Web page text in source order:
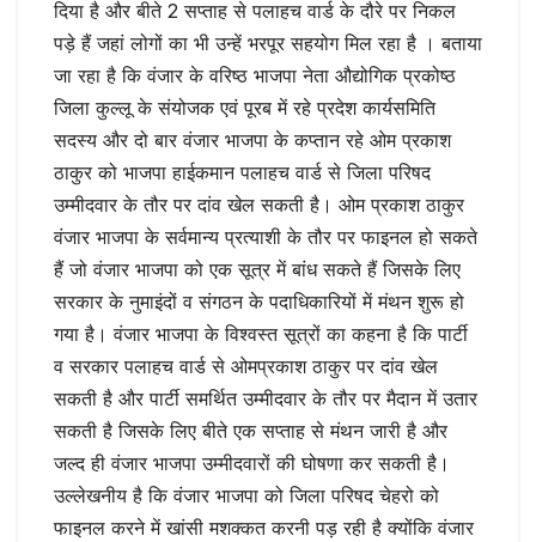
दिया है और बीते 2 सप्ताह से पलाहच वार्ड के दौरे पर निकल
पड़े हैं जहां लोगों का भी उन्हें भरपूर सहयोग मिल रहा है । बताया
जा रहा है कि वंजार के वरिष्ठ भाजपा नेता औद्योगिक प्रकोष्ठ
जिला कुल्लू के संयोजक एवं पूरब में रहे प्रदेश कार्यसमिति
सदस्य और दो बार वंजार भाजपा के कप्तान रहे ओम प्रकाश
ठाकुर को भाजपा हाईकमान पलाहच वार्ड से जिला परिषद
उम्मीदवार के तौर पर दांव खेल सकती है। ओम प्रकाश ठाकुर
वंजार भाजपा के सर्वमान्य प्रत्याशी के तौर पर फाइनल हो सकते
हैं जो वंजार भाजपा को एक सूत्र में बांध सकते हैं जिसके लिए
सरकार के नुमाइंदों व संगठन के पदाधिकारियों में मंथन शुरू हो
गया है। वंजार भाजपा के विश्वस्त सूत्रों का कहना है कि पार्टी
व सरकार पलाहच वार्ड से ओमप्रकाश ठाकुर पर दांव खेल
सकती है और पार्टी समर्थित उम्मीदवार के तौर पर मैदान में उतार
सकती है जिसके लिए बीते एक सप्ताह से मंथन जारी है और
जल्द ही वंजार भाजपा उम्मीदवारों की घोषणा कर सकती है।
उल्लेखनीय है कि वंजार भाजपा को जिला परिषद चेहरो को
फाइनल करने में खांसी मशक्कत करनी पड़ रही है क्योंकि वंजार